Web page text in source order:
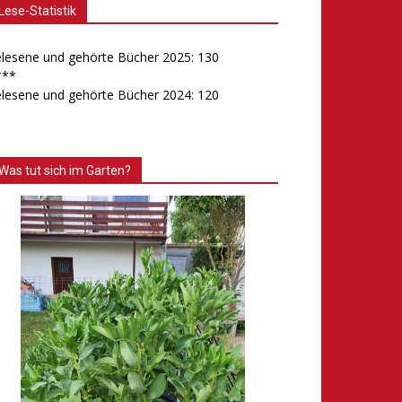
Lese-Statistik
und gehörte Bücher 2025: 130
und gehörte Bücher 2024: 120
tut sich im Garten?